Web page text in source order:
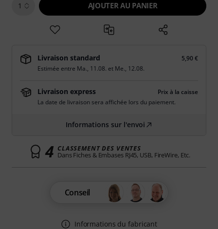
1 AJOUTER AU PANIER
Livraison standard
5,90 €
Estimée entre Ma., 11.08. et Me., 12.08.
Livraison express
Prix à la caisse
La date de livraison sera affichée lors du paiement.
Informations sur l'envoi
4 CLASSEMENT DES VENTES
Dans Fiches & Embases RJ45, USB, FireWire, Etc.
Conseil
Informations du fabricant